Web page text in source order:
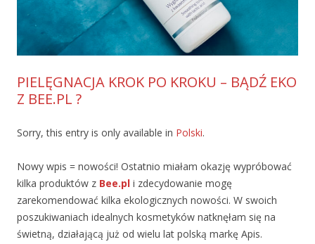
PIELĘGNACJA KROK PO KROKU – BĄDŹ EKO
Z BEE.PL ?
Sorry, this entry is only available in Polski.
Nowy wpis = nowości! Ostatnio miałam okazję wypróbować
kilka produktów z Bee.pl i zdecydowanie mogę
zarekomendować kilka ekologicznych nowości. W swoich
poszukiwaniach idealnych kosmetyków natknęłam się na
świetną, działającą już od wielu lat polską markę Apis.